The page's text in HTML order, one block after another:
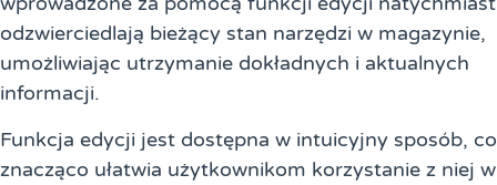
odzwierciedlają bieżący stan narzędzi w magazynie,
umożliwiając utrzymanie dokładnych i aktualnych
informacji.
Funkcja edycji jest dostępna w intuicyjny sposób, co
znacząco ułatwia użytkownikom korzystanie z niej w